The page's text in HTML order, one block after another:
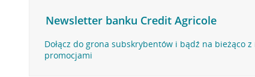
Newsletter banku Credit Agricole
Dołącz do grona subskrybentów i bądź na bieżąco
promocjami